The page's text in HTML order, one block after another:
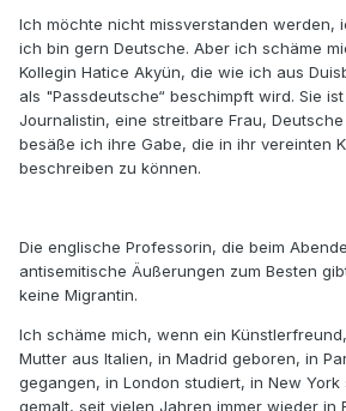
Ich möchte nicht missverstanden werden,
ich bin gern Deutsche. Aber ich schäme
Kollegin Hatice Akyün, die wie ich aus
als "Passdeutsche“ beschimpft wird. Sie
Journalistin, eine streitbare Frau,
besäße ich ihre Gabe, die in ihr vereinten
beschreiben zu können.
Die englische Professorin, die beim
antisemitische Äußerungen zum Besten
keine Migrantin.
Ich schäme mich, wenn ein
Mutter aus Italien, in Madrid geboren, in
gegangen, in London studiert, in New York
gemalt, seit vielen Jahren immer wieder in